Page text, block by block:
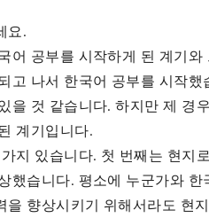
요.
어 공부를 시작하게 된 계기
고 나서 한국어 공부를 시작
을 것 같습니다. 하지만 제 경
계기입니다.
지 있습니다. 첫 번째는 현지
했습니다. 평소에 누군가와
을 향상시키기 위해서라도 현